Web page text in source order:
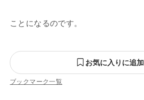
ことになるのです。
お気に入りに追加
ブックマーク一覧